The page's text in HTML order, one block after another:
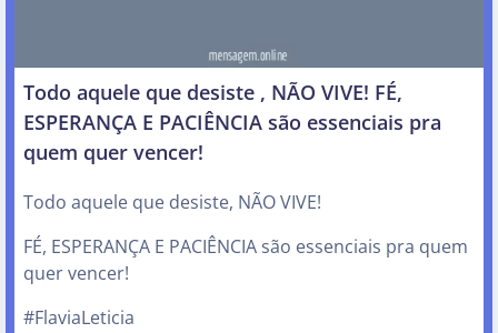
Todo aquele que desiste , NÃO VIVE! FÉ,
ESPERANÇA E PACIÊNCIA são essenciais pra
quem quer vencer!
Todo aquele que desiste, NÃO VIVE!
FÉ, ESPERANÇA E PACIÊNCIA são essenciais pra quem
quer vencer!
#FlaviaLeticia